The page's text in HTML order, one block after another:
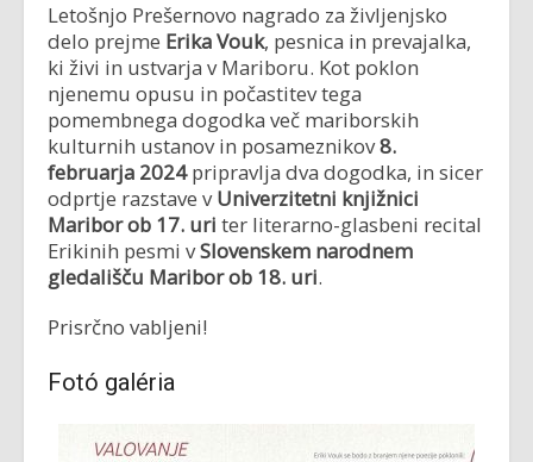
Letošnjo Prešernovo nagrado za življenjsko
delo prejme Erika Vouk, pesnica in prevajalka,
ki živi in ustvarja v Mariboru. Kot poklon
njenemu opusu in počastitev tega
pomembnega dogodka več mariborskih
kulturnih ustanov in posameznikov8.
februarja 2024pripravlja dva dogodka, in sicer
odprtje razstave vUniverzitetni knjižnici
Maribor ob 17. uri ter literarno-glasbeni recital
Erikinih pesmi vSlovenskem narodnem
gledališču Maribor ob 18. uri.
Prisrčno vabljeni!
Fotó galéria